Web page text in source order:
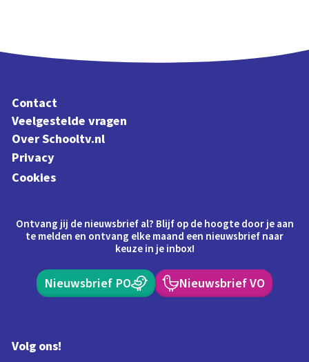
Contact
Veelgestelde vragen
Over Schooltv.nl
Privacy
Cookies
Ontvang jij de nieuwsbrief al? Blijf op de hoogte door je aan
te melden en ontvang elke maand een nieuwsbrief naar
keuze in je inbox!
Nieuwsbrief PO Nieuwsbrief VO
Volg ons!